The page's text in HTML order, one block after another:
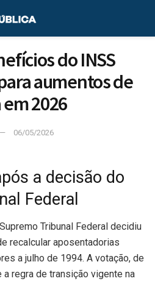
do INSS
aumentos de
2026
06/05/2026
a decisão do
Federal
Tribunal Federal decidiu
recalcular aposentadorias
a julho de 1994. A votação, de
regra de transição vigente na